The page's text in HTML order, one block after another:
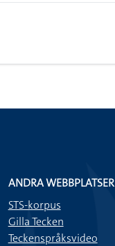
ANDRA WEBBPLATSER
STS-korpus
Gilla Tecken
Teckenspråksvideo